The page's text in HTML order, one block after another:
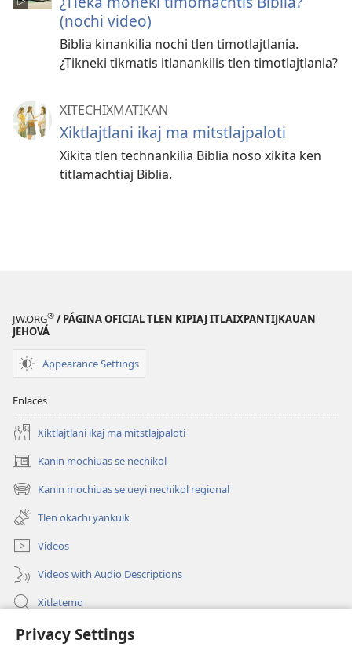
Privacy Settings
(nochi video)
Biblia kinankilia nochi tlen timotlajtlania.
¿Tikneki tikmatis itlanankilis tlen timotlajtlania?
XITECHIXMATIKAN
Xiktlajtlani ikaj ma mitstlajpaloti
Xikita tlen technankilia Biblia noso xikita ken
titlamachtiaj Biblia.
JW.ORG® / PÁGINA OFICIAL TLEN KIPIAJ ITLAIXPANTIJKAUAN
JEHOVÁ
Appearance Settings
Enlaces
Xiktlajtlani ikaj ma mitstlajpaloti
Kanin mochiuas se nechikol
(xiktlapo
okse
ventana)
Kanin mochiuas se ueyi nechikol regional
(xiktlapo
okse
ventana)
Tlen okachi yankuik
Videos
Videos with Audio Descriptions
Xitlatemo
Tlapaleuilistli